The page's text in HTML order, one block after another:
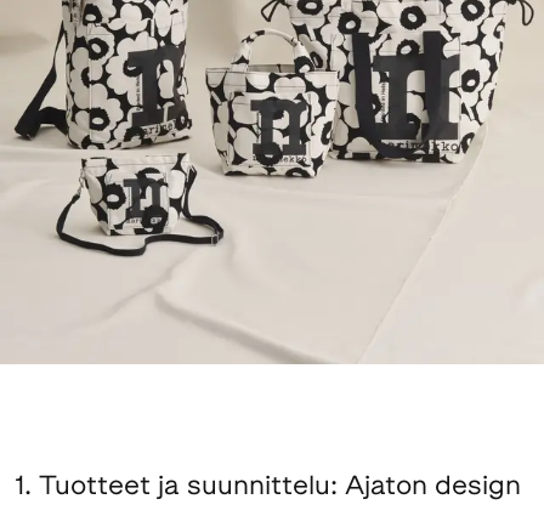
1. Tuotteet ja suunnittelu: Ajaton design